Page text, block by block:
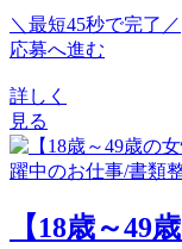
＼最短45秒で完了／
応募へ進む
詳しく
見る
【18歳～49